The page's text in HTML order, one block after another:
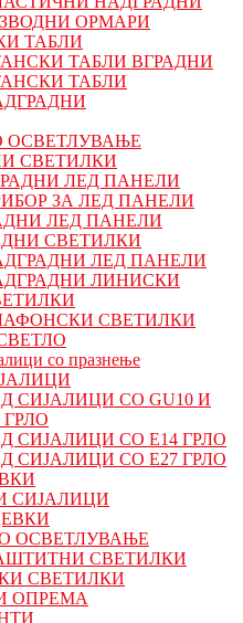
ОРМАРИ
ТАБЛИ
ТАБЛИ ВГРАДНИ
ТАБЛИ
ОСВЕТЛУВАЊЕ
СВЕТИЛКИ
ЛЕД ПАНЕЛИ
ЗА ЛЕД ПАНЕЛИ
ЛЕД ПАНЕЛИ
СВЕТИЛКИ
ЛЕД ПАНЕЛИ
ЛИНИСКИ
СВЕТИЛКИ
со празнење
СИЈАЛИЦИ СО GU10 И
ГРЛО
СИЈАЛИЦИ СО Е14 ГРЛО
СИЈАЛИЦИ СО Е27 ГРЛО
СИЈАЛИЦИ
ОСВЕТЛУВАЊЕ
СВЕТИЛКИ
СВЕТИЛКИ
ОПРЕМА